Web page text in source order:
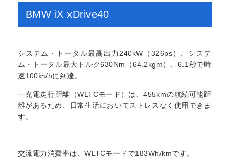
BMW iX xDrive40
システム・トータル最高出力240kW（326ps）、システ
ム・トータル最大トルク630Nm（64.2kgm）、6.1秒で時
速100㎞/hに到達。
一充電走行距離（WLTCモード）は、455kmの航続可能距
離があるため、日常生活においてストレスなく使用できま
す。
交流電力消費率は、WLTCモードで183Wh/kmです。